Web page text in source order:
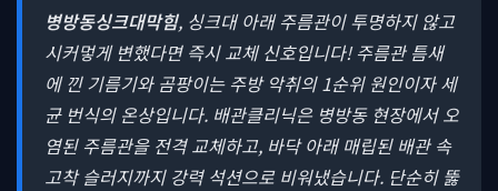
병방동싱크대막힘, 싱크대 아래 주름관이 투명하지 않고
시커멓게 변했다면 즉시 교체 신호입니다! 주름관 틈새
에 낀 기름기와 곰팡이는 주방 악취의 1순위 원인이자 세
균 번식의 온상입니다. 배관클리닉은 병방동 현장에서 오
염된 주름관을 전격 교체하고, 바닥 아래 매립된 배관 속
고착 슬러지까지 강력 석션으로 비워냈습니다. 단순히 뚫